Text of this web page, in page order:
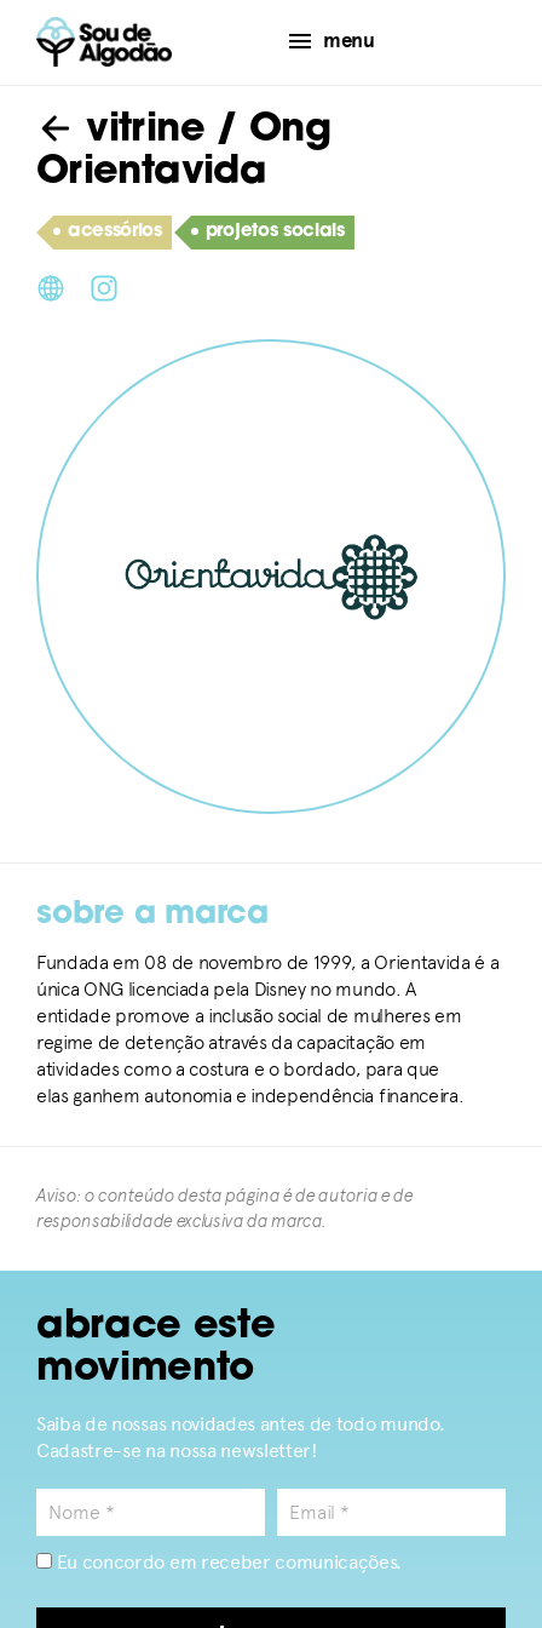
menu
vitrine/ Ong
Orientavida
acessórios projetos sociais
sobre a marca
Fundada em 08 de novembro de 1999, a Orientavida é a
única ONG licenciada pela Disney no mundo. A
entidade promove a inclusão social de mulheres em
regime de detenção através da capacitação em
atividades como a costura e o bordado, para que
elas ganhem autonomia e independência financeira.
Aviso: o conteúdo desta página é de autoria e de
responsabilidade exclusiva da marca.​
abrace este
movimento
Saiba de nossas novidades antes de todo mundo.
Cadastre-se na nossa newsletter!
Eu concordo em receber comunicações.